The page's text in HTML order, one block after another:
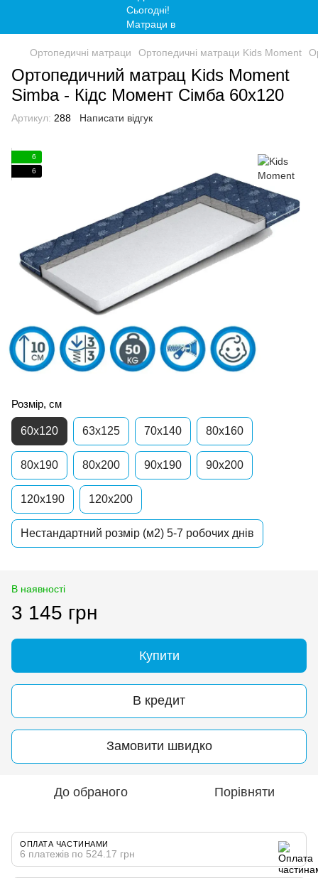
Ортопедичні матраци Ортопедичні матраци Kids Moment
Ортопедичний матрац Kids Moment
Simba - Кідс Момент Сімба 60x120
Артикул: 288 Написати відгук
6
6
Розмір, см
60x120 63x125 70x140 80х160
80x190 80x200 90x190 90x200
120x190 120x200
Нестандартний розмір (м2) 5-7 робочих днів
В наявності
3 145 грн
Купити
В кредит
Замовити швидко
До обраного Порівняти
ОПЛАТА ЧАСТИНАМИ
6 платежів по 524.17 грн